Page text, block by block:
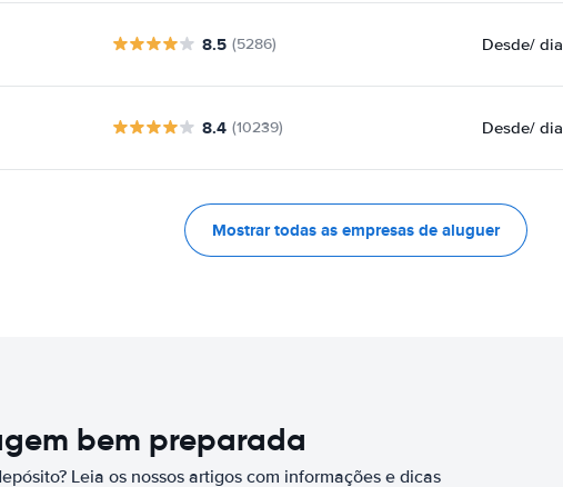
8.5 (5286) Desde/ dia
8.4 (10239) Desde/ dia
Mostrar todas as empresas de aluguer
bem preparada
Leia os nossos artigos com informações e dicas